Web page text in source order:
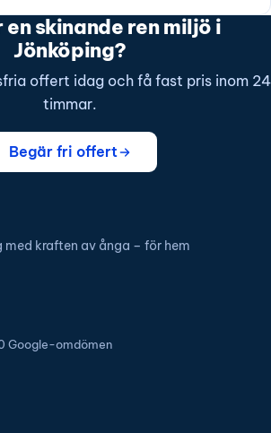
en skinande ren miljö i
Jönköping?
offert idag och få fast pris inom 24
timmar.
Begär fri offert
kraften av ånga – för hem
Google-omdömen